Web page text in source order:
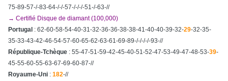
75-89-57-/-83-64-/-/-57-/-/-/-51-/-63-//
→ Certifié Disque de diamant (100,000)
Portugal : 62-60-58-54-40-31-32-36-36-38-38-41-40-40-39-32-29-32-35-
35-33-43-42-46-54-57-60-65-62-63-61-69-89-/-/-/-/-93-//
République-Tchèque : 55-47-51-59-42-45-40-51-52-47-53-49-47-48-53-39-
45-55-60-55-63-67-69-60-87-//
Royaume-Uni : 182-//